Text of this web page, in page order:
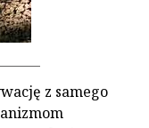
z samego